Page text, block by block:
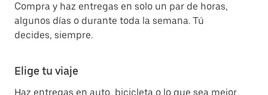
Compra y haz entregas en solo un par de horas,
algunos días o durante toda la semana. Tú
decides, siempre.
Elige tu viaje
Haz entregas en auto, bicicleta o lo que sea mejor